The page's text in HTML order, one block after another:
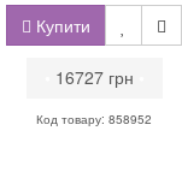
Купити
16727 грн
Код товару: 858952